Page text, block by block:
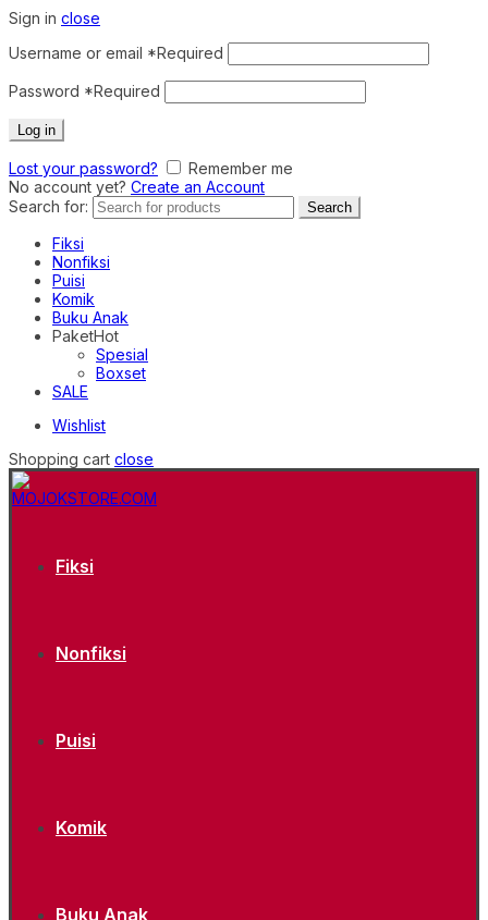
Sign in close
Username or email *Required
Password *Required
Log in
Lost your password?
Remember me
No account yet? Create an Account
Search for:
Search
Fiksi
Nonfiksi
Puisi
Komik
Buku Anak
PaketHot
Spesial
Boxset
SALE
Wishlist
Shopping cart close
Fiksi
Nonfiksi
Puisi
Komik
Buku Anak